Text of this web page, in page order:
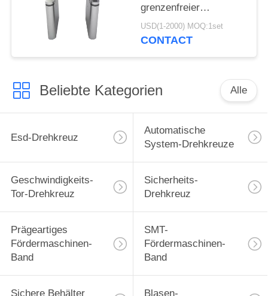
grenzenfreier
Befestigungsled-Lampe
USD(1-2000) MOQ:1set
CONTACT
Beliebte Kategorien Alle
Esd-Drehkreuz
Automatische
System-Drehkreuze
Geschwindigkeits-
Tor-Drehkreuz
Sicherheits-
Drehkreuz
Prägeartiges
Fördermaschinen-
Band
SMT-
Fördermaschinen-
Band
Sichere Behälter Blasen-